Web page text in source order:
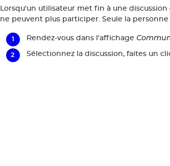
Lorsqu'un utilisateur met fin à une
ne peuvent plus participer. Seule la
Rendez-vous dans l'affichage
Sélectionnez la discussion, faites un